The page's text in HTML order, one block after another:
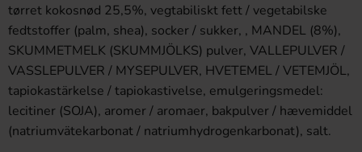
tørret kokosnød 25,5%, vegtabiliskt fett / vegetabilske
fedtstoffer (palm, shea), socker / sukker, , MANDEL (8%),
SKUMMETMELK (SKUMMJÖLKS) pulver, VALLEPULVER /
VASSLEPULVER / MYSEPULVER, HVETEMEL / VETEMJÖL,
tapiokastärkelse / tapiokastivelse, emulgeringsmedel:
lecitiner (SOJA), aromer / aromaer, bakpulver / hævemiddel
(natriumvätekarbonat / natriumhydrogenkarbonat), salt.